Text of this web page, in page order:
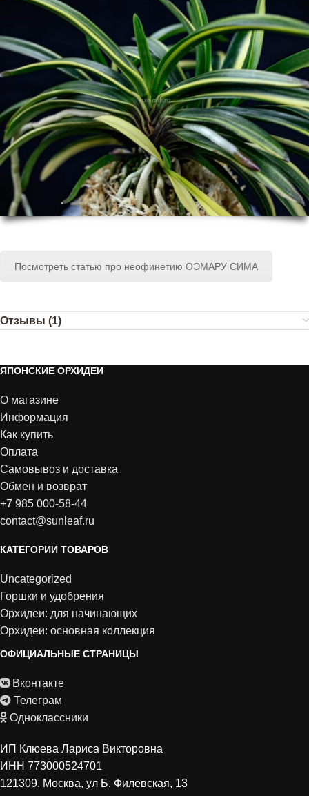
Посмотреть статью про неофинетию ОЭМАРУ СИМА
Отзывы (1)
ЯПОНСКИЕ ОРХИДЕИ
О магазине
Информация
Как купить
Оплата
Самовывоз и доставка
Обмен и возврат
+7 985 000-58-44
contact@sunleaf.ru
КАТЕГОРИИ ТОВАРОВ
Uncategorized
Горшки и удобрения
Орхидеи: для начинающих
Орхидеи: основная коллекция
ОФИЦИАЛЬНЫЕ СТРАНИЦЫ
Вконтакте
Телеграм
Одноклассники
ИП Клюева Лариса Викторовна
ИНН 773000524701
121309, Москва, ул Б. Филевская, 13